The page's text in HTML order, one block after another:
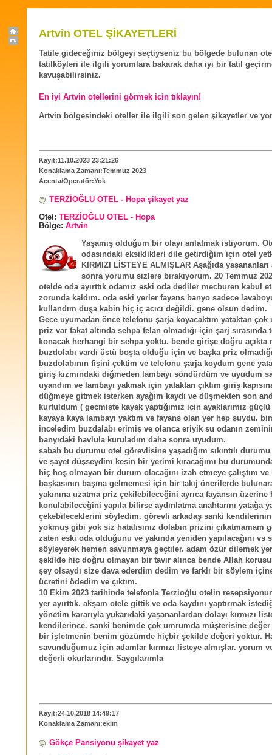
Artvin OTEL ŞİKAYETLERİ
Tatile gideceğiniz bölgeyi seçtiyseniz bu bölgede bulunan
tatilköyleri ile ilgili yorumlara bakarak daha iyi bir tatil
kavuşabilirsiniz.
En iyi Artvin otellerini görmek için tıklayın!
Artvin bölgesindeki oteller ile ilgili son gelen şikayetler ve
Kayıt:11.10.2023 23:21:26
Konaklama Zamanı:Temmuz 2023
Acenta/Operatör:Yok
TERZİOĞLU OTEL - Hopa şikayet yaz
Otel: TERZİOĞLU OTEL - Hopa
Bölge: Artvin
Yaşamış olduğum bir olayı anlatmak istiyorum.
odasındaki eksiklikleri dile getirdiğim için otel
KIRMIZI LİSTEYE ALMIŞLAR Aşağıda yaşananları
sonra yorumu sizlere bırakıyorum. 20 Temmuz
otelde oda ayırttık odamız eski oda dediler mecburen kabul
zorunda kaldım. oda eski yerler fayans banyo sadece
kullandım duşa kabin hiç iç acıcı değildi. gene olsun dedim.
Gece uyumadan önce telefonu şarja koyacaktım yataktan çok
priz var fakat altında sehpa felan olmadığı için şarj sırasında
konacak herhangi bir sehpa yoktu. bende girişe doğru açıkta
buzdolabı vardı üstü boşta olduğu için ve başka priz
buzdolabının fişini çektim ve telefonu şarja koydum gene
giriş kızmındaki diğmeden lambayı söndürdüm ve uyudum
uyandım ve lambayı yakmak için yataktan çıktım giriş
düğmeye gitmek isterken ayağım kaydı ve düşmekten son
kurtuldum ( geçmişte kayak yaptığımız için ayaklarımız güçlü
kayaya kaya lambayı yaktım ve fayans olan yer hep suydu.
inceledim buzdalabı erimiş ve olanca eriyik su odanın
banyıdaki havlula kuruladım daha sonra uyudum.
sabah bu durumu otel görevlisine yaşadığım sıkıntılı
ve şayet düşseydim kesin bir yerimi kıracağımı bu
hiç hoş olmayan bir durum olacağını izah etmeye çalıştım ve
başkasının başına gelmemesi için bir takıj önerilerde
yakınına uzatma priz çekilebileceğini ayrıca fayansın
konulabileceğini yapıla bilirse aydınlatma anahtarını yatağa
çekebileceklerini söyledim. görevli arkadaş sanki
yokmuş gibi yok siz hatalısınız dolabın prizini çıkatmamam
zaten eski oda olduğunu ve yakında yeniden yapılacağını vs
söyleyerek hemen savunmaya geçtiler. adam özür dilemek
şekilde hiç doğru olmayan bir tavır alınca bende Allah
şey olsaydı size dava ederdim dedim ve farklı bir söylem
ücretini ödedim ve çıktım.
10 Ekim 2023 tarihinde telefonla Terzioğlu otelin
yer ayırttık. akşam otele gittik ve oda kaydını yaptırmak
yönetim kararıyla yukarıdaki yaşananlardan dolayı kırmızı
kendilerince. sanki benimde çok umrumda müşterisine değer
bir işletmenin benim gözümde hiçbir şekilde değeri yoktur.
savunduğumuz için adamlar kırmızı listeye almışlar. yorum
değerli okurlarındır. Saygılarımla
Kayıt:24.10.2018 14:49:17
Konaklama Zamanı:ekim
Gökçe Pansiyonu şikayet yaz